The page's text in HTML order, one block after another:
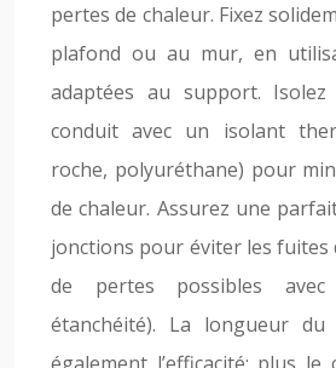
pertes de chaleur. Fixez
plafond ou au mur, en
adaptées au support. Isolez
conduit avec un isolant
roche, polyuréthane) pour
de chaleur. Assurez une
jonctions pour éviter les fuites
de pertes possibles avec
étanchéité). La longueur du